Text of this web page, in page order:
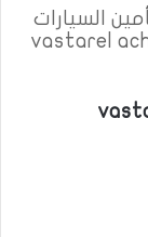
السيارات
vastarel